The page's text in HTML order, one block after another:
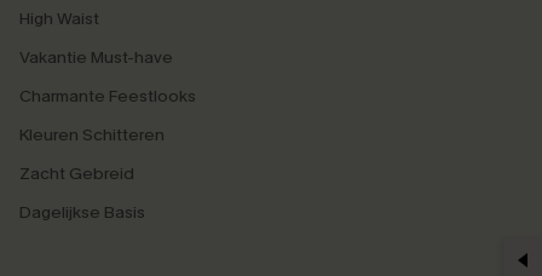
High Waist
Vakantie Must-have
Charmante Feestlooks
Kleuren Schitteren
Zacht Gebreid
Dagelijkse Basis